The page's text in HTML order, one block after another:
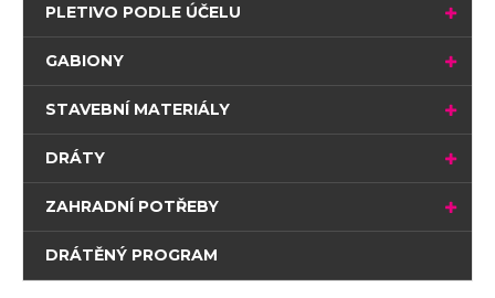
PLETIVO PODLE ÚČELU
GABIONY
STAVEBNÍ MATERIÁLY
DRÁTY
ZAHRADNÍ POTŘEBY
DRÁTĚNÝ PROGRAM